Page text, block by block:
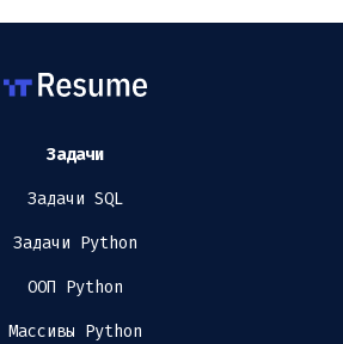
Задачи
Задачи SQL
Задачи Python
ООП Python
Массивы Python